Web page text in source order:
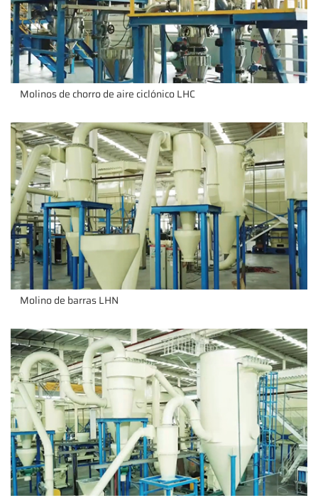
Molinos de chorro de aire ciclónico LHC
Molino de barras LHN